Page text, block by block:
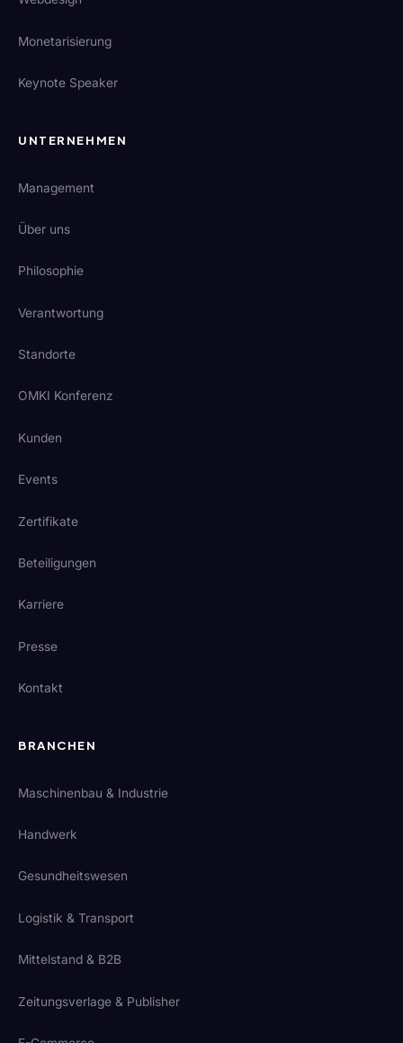
Monetarisierung
Keynote Speaker
UNTERNEHMEN
Management
Über uns
Philosophie
Verantwortung
Standorte
OMKI Konferenz
Kunden
Events
Zertifikate
Beteiligungen
Karriere
Presse
Kontakt
BRANCHEN
Maschinenbau & Industrie
Handwerk
Gesundheitswesen
Logistik & Transport
Mittelstand & B2B
Zeitungsverlage & Publisher